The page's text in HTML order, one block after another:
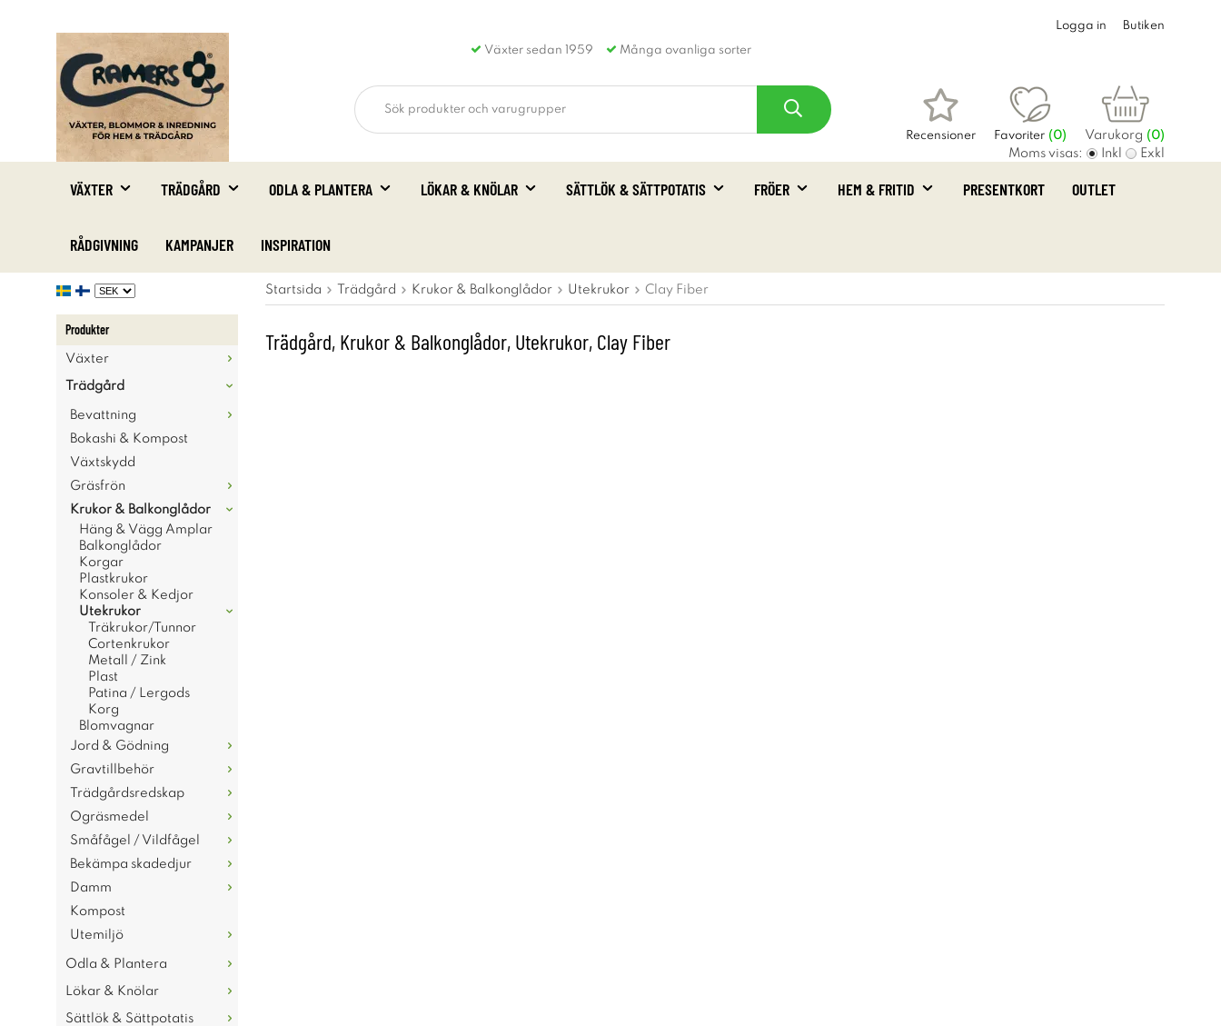
Växter sedan 1959 Många ovanliga sorter
Logga in Butiken
Recensioner Favoriter (0) Varukorg (0)
Moms visas: Inkl Exkl
VÄXTER TRÄDGÅRD ODLA & PLANTERA LÖKAR & KNÖLAR SÄTTLÖK & SÄTTPOTATIS FRÖER HEM & FRITID PRESENTKORT OUTLET
RÅDGIVNING KAMPANJER INSPIRATION
Produkter
Växter
Trädgård
Bevattning
Bokashi & Kompost
Växtskydd
Gräsfrön
Krukor & Balkonglådor
Häng & Vägg Amplar
Balkonglådor
Korgar
Plastkrukor
Konsoler & Kedjor
Utekrukor
Träkrukor/Tunnor
Cortenkrukor
Metall / Zink
Plast
Patina / Lergods
Korg
Blomvagnar
Jord & Gödning
Gravtillbehör
Trädgårdsredskap
Ogräsmedel
Småfågel / Vildfågel
Bekämpa skadedjur
Damm
Kompost
Utemiljö
Odla & Plantera
Lökar & Knölar
Sättlök & Sättpotatis
Startsida Trädgård Krukor & Balkonglådor Utekrukor Clay Fiber
Trädgård, Krukor & Balkonglådor, Utekrukor, Clay Fiber